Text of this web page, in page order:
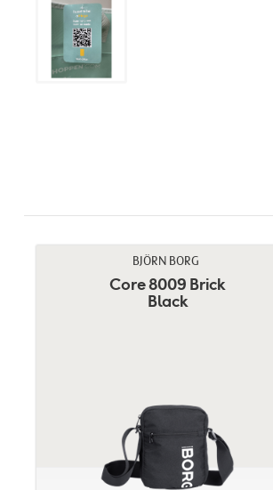
BJÖRN BORG
Core 8009 Brick
Black